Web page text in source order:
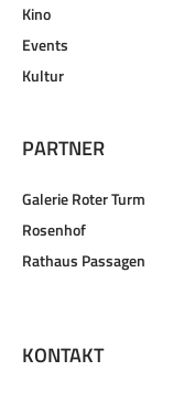
Kino
Events
Kultur
PARTNER
Galerie Roter Turm
Rosenhof
Rathaus Passagen
KONTAKT